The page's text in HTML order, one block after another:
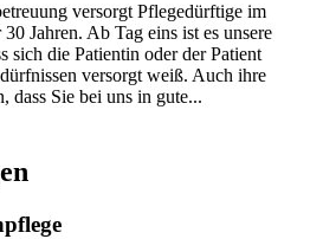
versorgt Pflegedürftige im
Jahren. Ab Tag eins ist es unsere
sich die Patientin oder der Patient
versorgt weiß. Auch ihre
dass Sie bei uns in gute...